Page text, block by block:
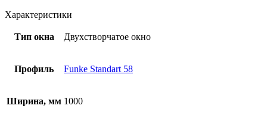
Характеристики
Тип окна Двухстворчатое окно
Профиль Funke Standart 58
Ширина, мм 1000